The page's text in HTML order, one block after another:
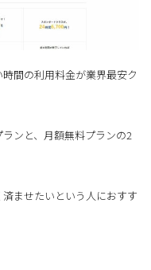
間の利用料金が業界最安ク
ンと、月額無料プランの2
ませたいという人におすす